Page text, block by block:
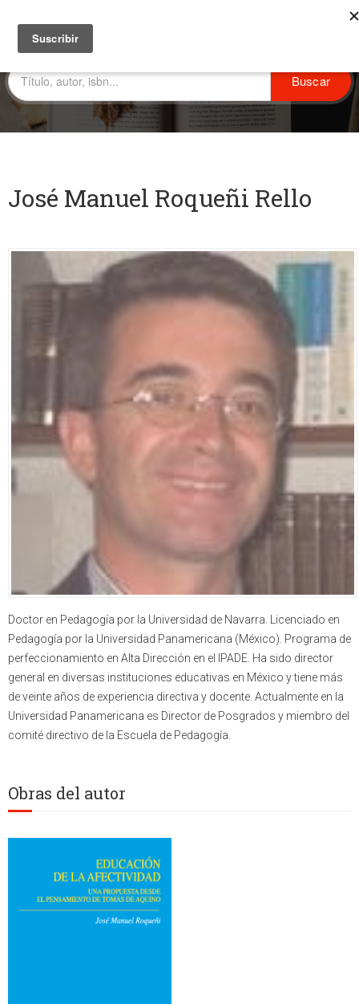
José Manuel Roqueñi Rello
Doctor en Pedagogía por la Universidad de Navarra. Licenciado en
Pedagogía por la Universidad Panamericana (México). Programa de
perfeccionamiento en Alta Dirección en el IPADE. Ha sido director
general en diversas instituciones educativas en México y tiene más
de veinte años de experiencia directiva y docente. Actualmente en la
Universidad Panamericana es Director de Posgrados y miembro del
comité directivo de la Escuela de Pedagogía.
Obras del autor